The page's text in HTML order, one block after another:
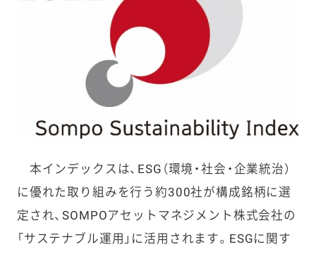
本インデックスは、ESG（環境・社会・企業統治）
に優れた取り組みを行う約300社が構成銘柄に選
定され、SOMPOアセットマネジメント株式会社の
「サステナブル運用」に活用されます。ESGに関す